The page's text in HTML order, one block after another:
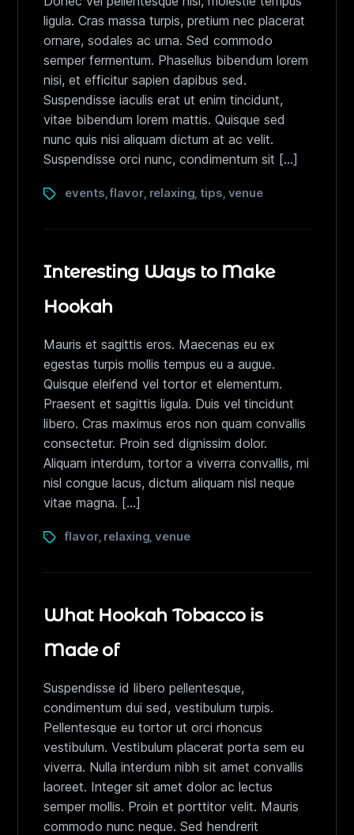
ligula. Cras massa turpis, pretium nec placerat
ornare, sodales ac urna. Sed commodo
semper fermentum. Phasellus bibendum lorem
nisi, et efficitur sapien dapibus sed.
Suspendisse iaculis erat ut enim tincidunt,
vitae bibendum lorem mattis. Quisque sed
nunc quis nisi aliquam dictum at ac velit.
Suspendisse orci nunc, condimentum sit […]
events ,flavor, relaxing tips venue
Interesting Ways to Make
Hookah
Mauris et sagittis eros. Maecenas eu ex
egestas turpis mollis tempus eu a augue.
Quisque eleifend vel tortor et elementum.
Praesent et sagittis ligula. Duis vel tincidunt
libero. Cras maximus eros non quam convallis
consectetur. Proin sed dignissim dolor.
Aliquam interdum, tortor a viverra convallis, mi
nisl congue lacus, dictum aliquam nisl neque
vitae magna. […]
flavor, relaxing ,venue
What Hookah Tobacco is
Made of
Suspendisse id libero pellentesque,
condimentum dui sed, vestibulum turpis.
Pellentesque eu tortor ut orci rhoncus
vestibulum. Vestibulum placerat porta sem eu
viverra. Nulla interdum nibh sit amet convallis
laoreet. Integer sit amet dolor ac lectus
semper mollis. Proin et porttitor velit. Mauris
commodo nunc neque. Sed hendrerit